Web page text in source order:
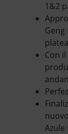
1&2
Con
Azule